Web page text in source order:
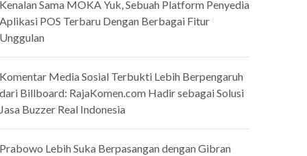
Sama MOKA Yuk, Sebuah Platform Penyedia
POS Terbaru Dengan Berbagai Fitur
Media Sosial Terbukti Lebih Berpengaruh
Billboard: RajaKomen.com Hadir sebagai Solusi
Buzzer Real Indonesia
Lebih Suka Berpasangan dengan Gibran